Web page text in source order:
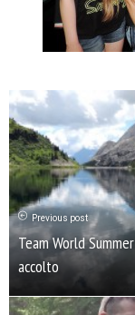
Previous post
Team World
accolto